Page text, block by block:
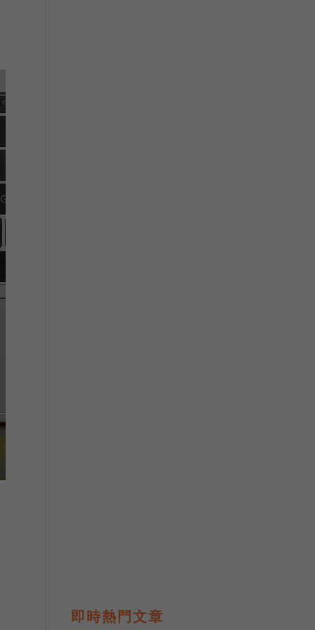
即時熱門文章